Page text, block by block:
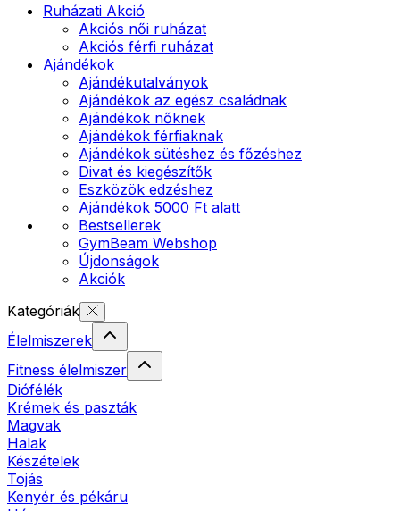
Ruházati Akció
Akciós női ruházat
Akciós férfi ruházat
Ajándékok
Ajándékutalványok
Ajándékok az egész családnak
Ajándékok nőknek
Ajándékok férfiaknak
Ajándékok sütéshez és főzéshez
Divat és kiegészítők
Eszközök edzéshez
Ajándékok 5000 Ft alatt
Bestsellerek
GymBeam Webshop
Újdonságok
Akciók
Kategóriák
Élelmiszerek
Fitness élelmiszer
Diófélék
Krémek és paszták
Magvak
Halak
Készételek
Tojás
Kenyér és pékáru